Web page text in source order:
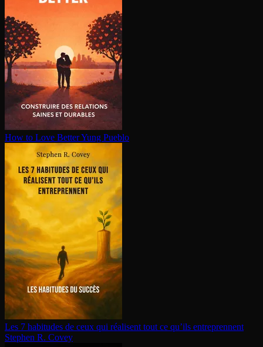
How to Love BetterYung Pueblo
Les 7 habitudes de ceux qui réalisent tout ce qu’ils en­tre­prennent
Stephen R. Covey